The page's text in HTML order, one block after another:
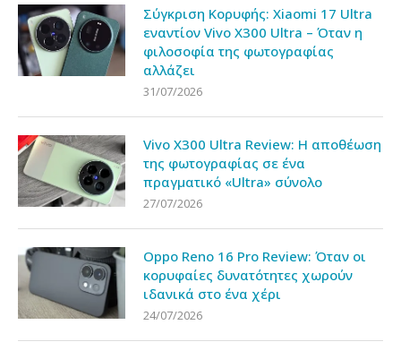
Σύγκριση Κορυφής: Xiaomi 17 Ultra
εναντίον Vivo X300 Ultra – Όταν η
φιλοσοφία της φωτογραφίας
αλλάζει
31/07/2026
Vivo X300 Ultra Review: Η αποθέωση
της φωτογραφίας σε ένα
πραγματικό «Ultra» σύνολο
27/07/2026
Oppo Reno 16 Pro Review: Όταν οι
κορυφαίες δυνατότητες χωρούν
ιδανικά στο ένα χέρι
24/07/2026